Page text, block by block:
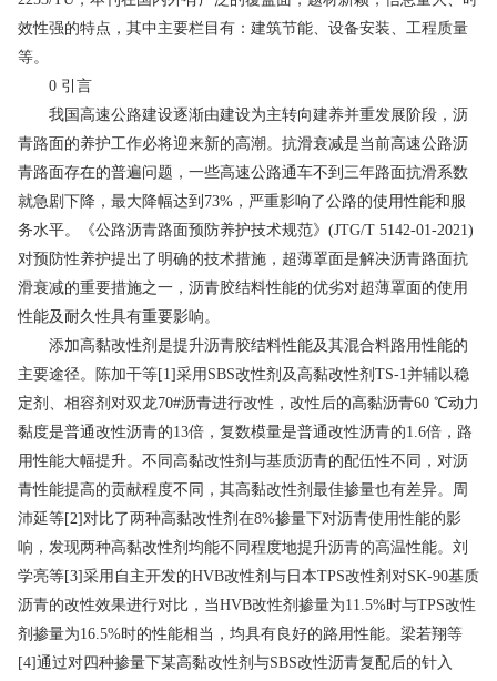
效性强的特点，其中主要栏目有：建筑节能、设备安装、工程质量
等。
0 引言
我国高速公路建设逐渐由建设为主转向建养并重发展阶段，沥
青路面的养护工作必将迎来新的高潮。抗滑衰减是当前高速公路沥
青路面存在的普遍问题，一些高速公路通车不到三年路面抗滑系数
就急剧下降，最大降幅达到73%，严重影响了公路的使用性能和服
务水平。《公路沥青路面预防养护技术规范》(JTG/T 5142-01-2021)
对预防性养护提出了明确的技术措施，超薄罩面是解决沥青路面抗
滑衰减的重要措施之一，沥青胶结料性能的优劣对超薄罩面的使用
性能及耐久性具有重要影响。
添加高黏改性剂是提升沥青胶结料性能及其混合料路用性能的
主要途径。陈加干等[1]采用SBS改性剂及高黏改性剂TS-1并辅以稳
定剂、相容剂对双龙70#沥青进行改性，改性后的高黏沥青60 ℃动力
黏度是普通改性沥青的13倍，复数模量是普通改性沥青的1.6倍，路
用性能大幅提升。不同高黏改性剂与基质沥青的配伍性不同，对沥
青性能提高的贡献程度不同，其高黏改性剂最佳掺量也有差异。周
沛延等[2]对比了两种高黏改性剂在8%掺量下对沥青使用性能的影
响，发现两种高黏改性剂均能不同程度地提升沥青的高温性能。刘
学亮等[3]采用自主开发的HVB改性剂与日本TPS改性剂对SK-90基质
沥青的改性效果进行对比，当HVB改性剂掺量为11.5%时与TPS改性
剂掺量为16.5%时的性能相当，均具有良好的路用性能。梁若翔等
[4]通过对四种掺量下某高黏改性剂与SBS改性沥青复配后的针入